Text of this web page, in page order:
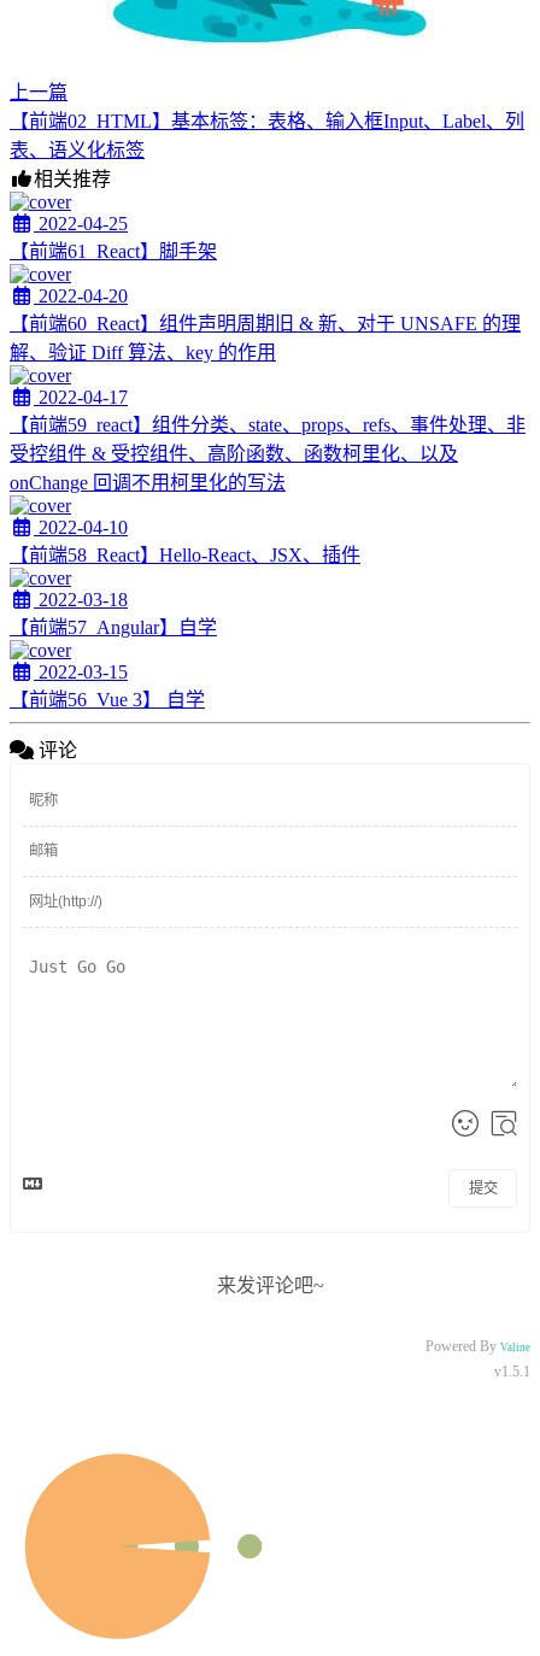
上一篇
【前端02_HTML】基本标签：表格、输入框Input、Label、列
表、语义化标签
相关推荐
2022-04-25
【前端61_React】脚手架
2022-04-20
【前端60_React】组件声明周期旧 & 新、对于 UNSAFE 的理
解、验证 Diff 算法、key 的作用
2022-04-17
【前端59_react】组件分类、state、props、refs、事件处理、非
受控组件 & 受控组件、高阶函数、函数柯里化、以及
onChange 回调不用柯里化的写法
2022-04-10
【前端58_React】Hello-React、JSX、插件
2022-03-18
【前端57_Angular】自学
2022-03-15
【前端56_Vue 3】 自学
评论
提交
来发评论吧~
Powered By Valine
v1.5.1